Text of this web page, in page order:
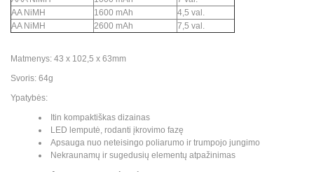
AA NiMH
1600 mAh
4,5 val.
AA NiMH
2600 mAh 7,5 val.
Matmenys: 43 x 102,5 x 63mm
Svoris: 64g
Ypatybės:
Itin kompaktiškas dizainas
LED lemputė, rodanti įkrovimo fazę
Apsauga nuo neteisingo poliarumo ir trumpojo jungimo
Nekraunamų ir sugedusių elementų atpažinimas